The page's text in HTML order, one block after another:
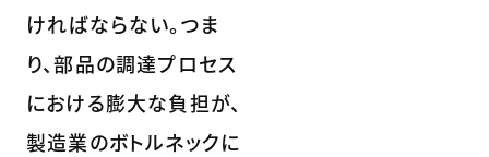
ければならない。つま
り、部品の調達プロセス
における膨大な負担が、
製造業のボトルネックに